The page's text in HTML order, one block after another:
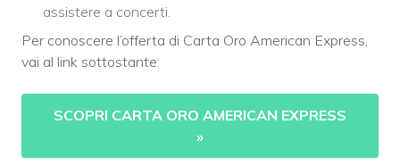
assistere a concerti.
Per conoscere l’offerta di Carta Oro American Express,
vai al link sottostante:
SCOPRI CARTA ORO AMERICAN EXPRESS
»